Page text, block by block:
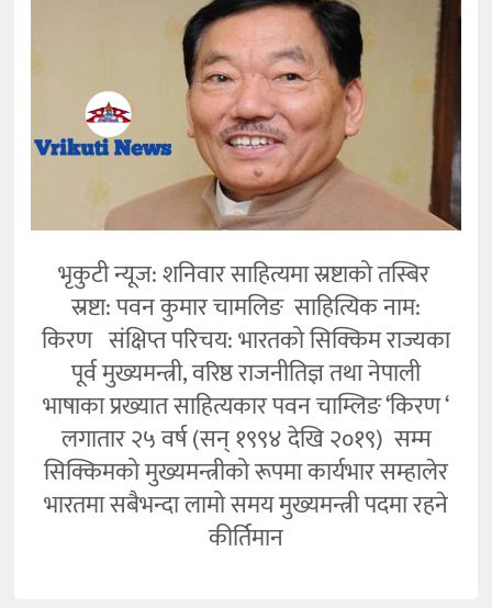
भृकुटी न्यूज: शनिवार साहित्यमा स्रष्टाको तस्बिर
स्रष्टा: पवन कुमार चामलिङ साहित्यिक नाम:
किरण संक्षिप्त परिचय: भारतको सिक्किम राज्यका
पूर्व मुख्यमन्त्री, वरिष्ठ राजनीतिज्ञ तथा नेपाली
भाषाका प्रख्यात साहित्यकार पवन चाम्लिङ ‘किरण ‘
लगातार २५ वर्ष (सन् १९९४ देखि २०१९) सम्म
सिक्किमको मुख्यमन्त्रीको रूपमा कार्यभार सम्हालेर
भारतमा सबैभन्दा लामो समय मुख्यमन्त्री पदमा रहने
कीर्तिमान